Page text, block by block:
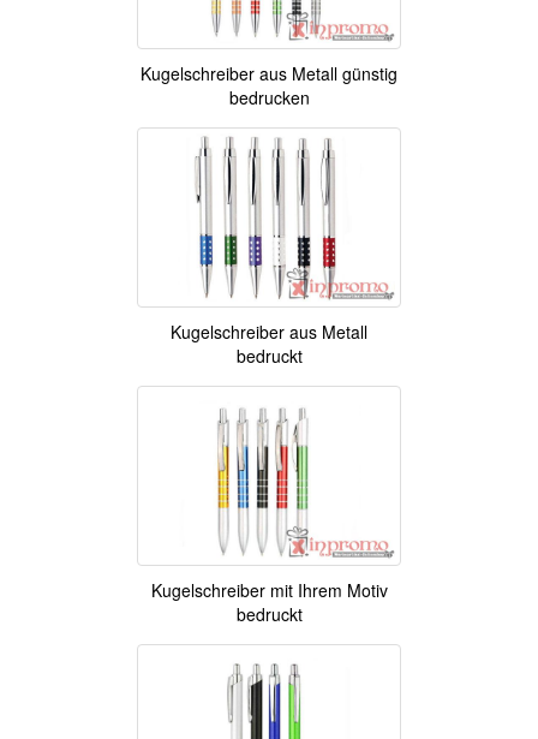
Kugelschreiber aus Metall günstig
bedrucken
Kugelschreiber aus Metall
bedruckt
Kugelschreiber mit Ihrem Motiv
bedruckt